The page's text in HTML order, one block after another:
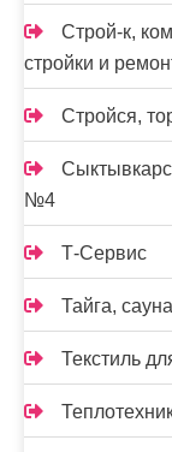
Строй-к,
стройки и
Стройся,
№4
Т-Сервис
Тайга, сауна
Текстиль